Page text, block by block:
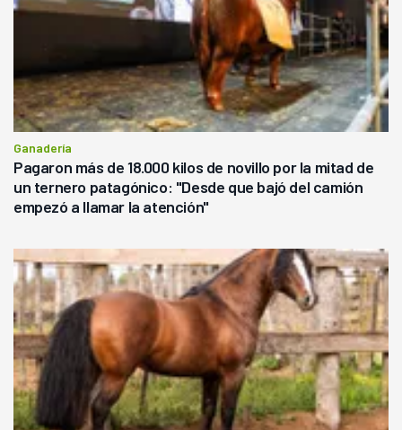
Ganadería
Pagaron más de 18.000 kilos de novillo por la mitad de
un ternero patagónico: "Desde que bajó del camión
empezó a llamar la atención"